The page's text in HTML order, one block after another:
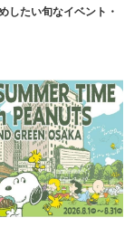
したい旬なイベント・